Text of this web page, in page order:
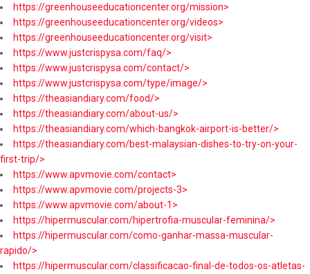
https://greenhouseeducationcenter.org/mission>
https://greenhouseeducationcenter.org/videos>
https://greenhouseeducationcenter.org/visit>
https://www.justcrispysa.com/faq/>
https://www.justcrispysa.com/contact/>
https://www.justcrispysa.com/type/image/>
https://theasiandiary.com/food/>
https://theasiandiary.com/about-us/>
https://theasiandiary.com/which-bangkok-airport-is-better/>
https://theasiandiary.com/best-malaysian-dishes-to-try-on-your-
first-trip/>
https://www.apvmovie.com/contact>
https://www.apvmovie.com/projects-3>
https://www.apvmovie.com/about-1>
https://hipermuscular.com/hipertrofia-muscular-feminina/>
https://hipermuscular.com/como-ganhar-massa-muscular-
rapido/>
https://hipermuscular.com/classificacao-final-de-todos-os-atletas-